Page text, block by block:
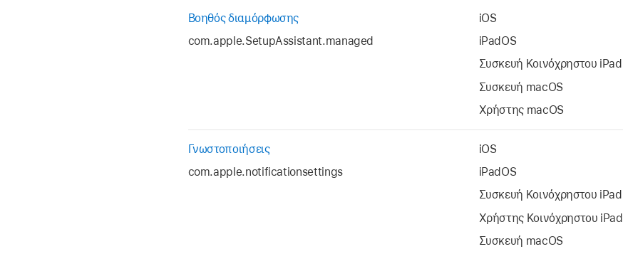
Βοηθός διαμόρφωσης
com.apple.SetupAssistant.managed
iOS
iPadOS
Συσκευή Κοινόχρηστου iPad
Συσκευή macOS
Χρήστης macOS
Γνωστοποιήσεις
com.apple.notificationsettings
iOS
iPadOS
Συσκευή Κοινόχρηστου iPad
Χρήστης Κοινόχρηστου iPad
Συσκευή macOS